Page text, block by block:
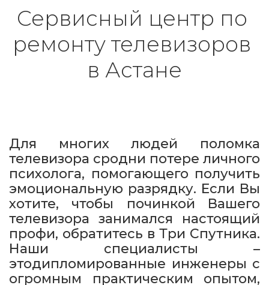
Сервисный центр по
ремонту телевизоров
в Астане
Для многих людей поломка
телевизора сродни потере личного
психолога, помогающего получить
эмоциональную разрядку. Если Вы
хотите, чтобы починкой Вашего
телевизора занимался настоящий
профи, обратитесь в Три Спутника.
Наши специалисты –
этодипломированные инженеры с
огромным практическим опытом,